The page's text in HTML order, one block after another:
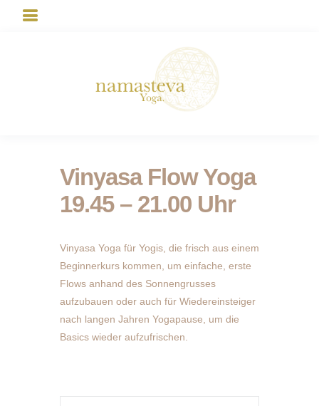
Vinyasa Flow Yoga
19.45 – 21.00 Uhr
Vinyasa Yoga für Yogis, die frisch aus einem
Beginnerkurs kommen, um einfache, erste
Flows anhand des Sonnengrusses
aufzubauen oder auch für Wiedereinsteiger
nach langen Jahren Yogapause, um die
Basics wieder aufzufrischen.